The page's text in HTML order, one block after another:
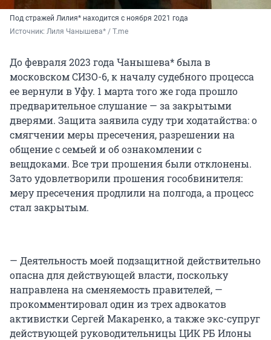
Под стражей Лилия* находится с ноября 2021 года
Источник: Лиля Чанышева* / T.me
До февраля 2023 года Чанышева* была в
московском СИЗО-6, к началу судебного процесса
ее вернули в Уфу. 1 марта того же года прошло
предварительное слушание — за закрытыми
дверями. Защита заявила суду три ходатайства: о
смягчении меры пресечения, разрешении на
общение с семьей и об ознакомлении с
вещдоками. Все три прошения были отклонены.
Зато удовлетворили прошения гособвинителя:
меру пресечения продлили на полгода, а процесс
стал закрытым.
— Деятельность моей подзащитной действительно
опасна для действующей власти, поскольку
направлена на сменяемость правителей, —
прокомментировал один из трех адвокатов
активистки Сергей Макаренко, а также экс-супруг
действующей руководительницы ЦИК РБ Илоны